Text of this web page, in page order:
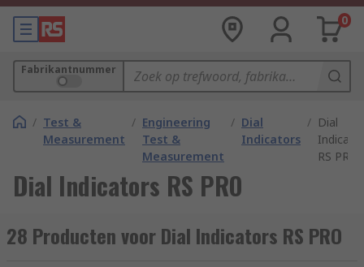
0
Fabrikantnummer
/ Test &
Measurement
/ Engineering
Test &
Measurement
/ Dial
Indicators
/ Dial
RS PRO
Dial Indicators RS PRO
28 Producten voor Dial Indicators RS PRO